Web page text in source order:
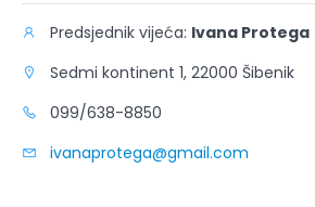
Predsjednik vijeća: Ivana Protega
Sedmi kontinent 1, 22000 Šibenik
099/638-8850
ivanaprotega@gmail.com